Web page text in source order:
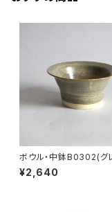
ボウル・中鉢B0302(グ
ージュ)
¥2,640